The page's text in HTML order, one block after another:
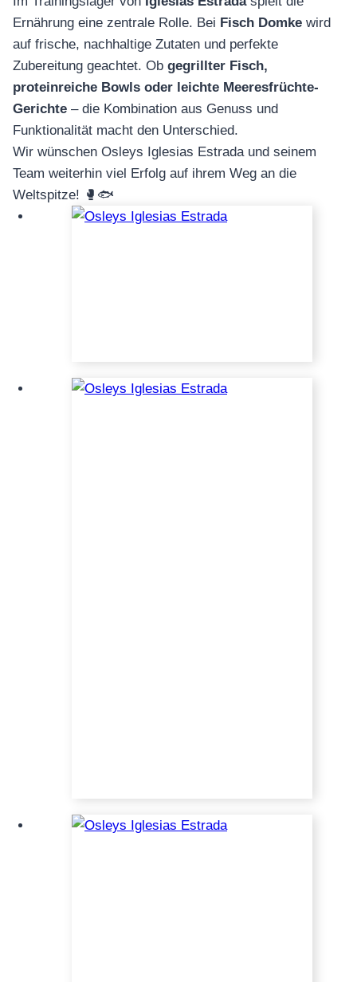
Ernährung eine zentrale Rolle. Bei Fisch Domke wird
auf frische, nachhaltige Zutaten und perfekte
Zubereitung geachtet. Ob gegrillter Fisch,
proteinreiche Bowls oder leichte Meeresfrüchte-
Gerichte – die Kombination aus Genuss und
Funktionalität macht den Unterschied.
Wir wünschen Osleys Iglesias Estrada und seinem
Team weiterhin viel Erfolg auf ihrem Weg an die
Weltspitze! 🥊🐟